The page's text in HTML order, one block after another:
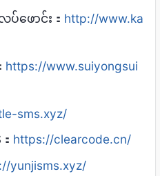
ဖောင်း： http://www.ka
https://www.suiyongsui
sms.xyz/
https://clearcode.cn/
yunjisms.xyz/